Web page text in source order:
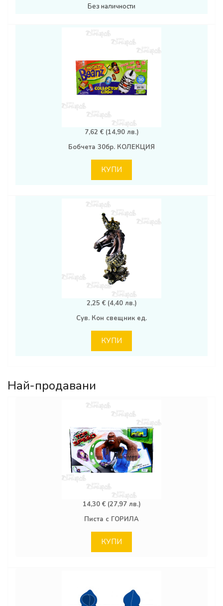
Без наличности
7,62 € (14,90 лв.)
Бобчета 30бр. КОЛЕКЦИЯ
КУПИ
2,25 € (4,40 лв.)
Сув. Кон свещник ед.
КУПИ
Най-продавани
14,30 € (27,97 лв.)
Писта с ГОРИЛА
КУПИ